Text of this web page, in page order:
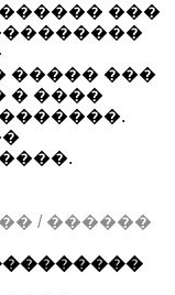
���
����� ���
� ����
/ ������